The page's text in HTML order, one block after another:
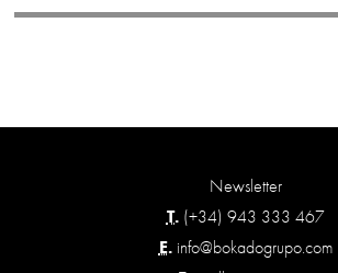
Newsletter
T. (+34) 943 333 467
E. info@bokadogrupo.com